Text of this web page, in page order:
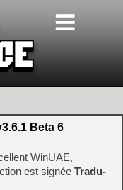
Beta 6
WinUAE,
est signée Tradu-